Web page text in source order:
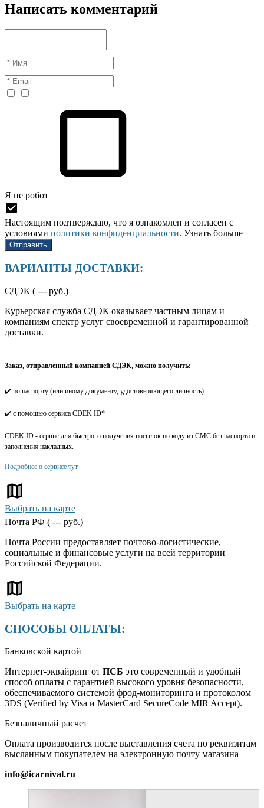
Написать комментарий
Я нe рoбoт
Настоящим подтверждаю, что я ознакомлен и согласен с
условиями политики конфиденциальности. Узнать больше
ВАРИАНТЫ ДОСТАВКИ:
СДЭК ( --- руб.)
Курьерская служба СДЭК оказывает частным лицам и
компаниям спектр услуг своевременной и гарантированной
доставки.
Заказ, отправленный компанией СДЭК, можно получить:
✔️ по паспорту (или иному документу, удостоверяющего личность)
✔️ с помощью сервиса CDEK ID*
CDEK ID - сервис для быстрого получения посылок по коду из СМС без паспорта и
заполнения накладных.
Подробнее о сервисе тут
Выбрать на карте
Почта РФ ( --- руб.)
Почта России предоставляет почтово-логистические,
социальные и финансовые услуги на всей территории
Российской Федерации.
Выбрать на карте
СПОСОБЫ ОПЛАТЫ:
Банковской картой
Интернет-эквайринг от ПСБ это современный и удобный
способ оплаты с гарантией высокого уровня безопасности,
обеспечиваемого системой фрод-мониторинга и протоколом
3DS (Verified by Visa и MasterCard SecureCode MIR Accept).
Безналичный расчет
Оплата производится после выставления счета по реквизитам
высланным покупателем на электронную почту магазина
info@icarnival.ru